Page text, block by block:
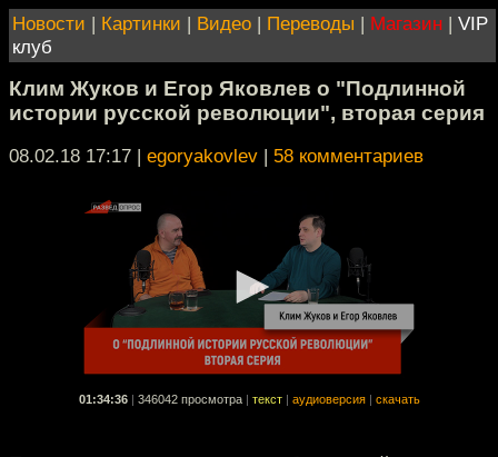
Новости | Картинки | Видео | Переводы | Магазин | VIP
клуб
Клим Жуков и Егор Яковлев о "Подлинной
истории русской революции", вторая серия
08.02.18 17:17 | egoryakovlev | 58 комментариев
01:34:36 346042 просмотра текст аудиоверсия скачать